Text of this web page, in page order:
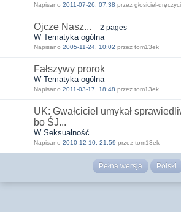
Napisano 2011-07-26, 07:38 przez głosiciel-
Ojcze Nasz... 2 pages
W Tematyka ogólna
Napisano 2005-11-24, 10:02 przez tom13ek
Fałszywy prorok
W Tematyka ogólna
Napisano 2011-03-17, 18:48 przez tom13ek
UK: Gwałciciel umykał
bo ŚJ...
W Seksualność
Napisano 2010-12-10, 21:59 przez tom13ek
Pełna wersja Polski